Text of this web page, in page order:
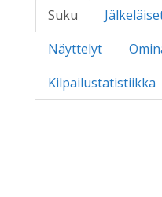
Suku
Näyttelyt
Kilpailustatistiikka